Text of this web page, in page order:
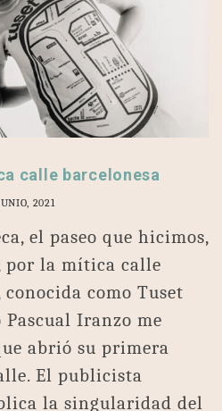
calle barcelonesa
2021
el paseo que hicimos,
por la mítica calle
como Tuset
Iranzo me
abrió su primera
El publicista
la singularidad del